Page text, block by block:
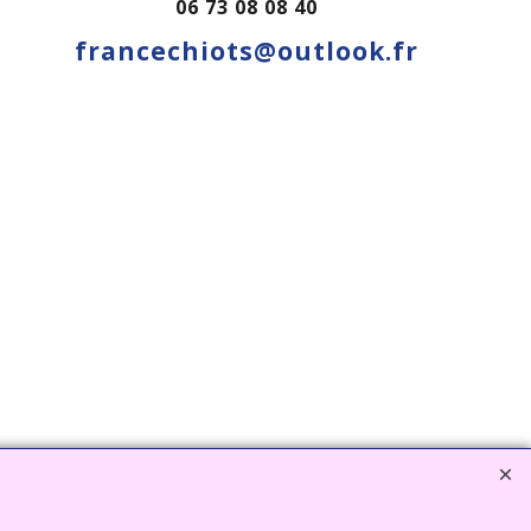
06 73 08 08 40
francechiots@outlook.fr